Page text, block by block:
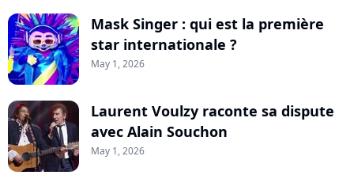
Mask Singer : qui est la première
star internationale ?
May 1, 2026
Laurent Voulzy raconte sa dispute
avec Alain Souchon
May 1, 2026